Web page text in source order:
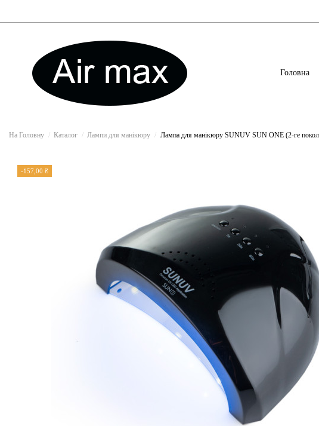
Головна
На Головну Каталог Лампи для манікюру Лампа для манікюру SUNUV SUN ONE (2-ге
-157,00 ₴